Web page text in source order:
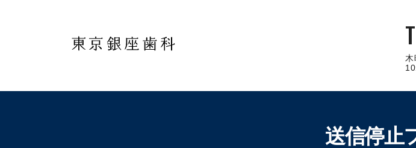
木
送信停止